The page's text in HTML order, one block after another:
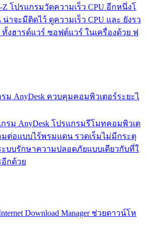
โปรแกรมวัดความเร็ว CPU อีกหนึ่งโ
าจะมีติดไว้ ดูความเร็ว CPU และ ยังรว
งฮารด์แวร์ ซอฟต์แวร์ ในเครื่องด้วย ฟ
รม AnyDesk ควบคุมคอมพิวเตอร์ระยะไ
รม AnyDesk โปรแกรมรีโมทคอมพิวเต
ต่อแบบไร้พรมแดน รวดเร็มไม่มีกระตุ
บบรักษาความปลอดภัยแบบเดียวกับที่ใ
กด้วย
Download Manager ช่วยดาวน์โห